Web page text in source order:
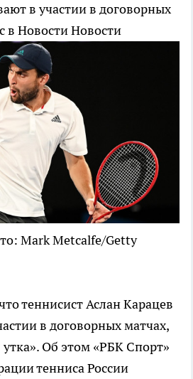
в участии в договорных
в Новости Новости
Mark Metcalfe/Getty
теннисист Аслан Карацев
в договорных матчах,
Об этом «РБК Спорт»
тенниса России